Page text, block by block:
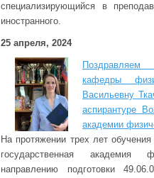
специализирующийся в
иностранного.
25 апреля, 2024
Поздравляем
кафедры
Васильевну
аспирантуре
академии
На протяжении трех лет
государственная академия
направлению подготовки